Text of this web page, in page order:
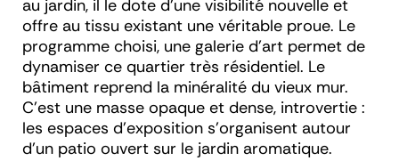
au jardin, il le dote d’une visibilité nouvelle et
offre au tissu existant une véritable proue. Le
programme choisi, une galerie d’art permet de
dynamiser ce quartier très résidentiel. Le
bâtiment reprend la minéralité du vieux mur.
C’est une masse opaque et dense, introvertie :
les espaces d’exposition s’organisent autour
d’un patio ouvert sur le jardin aromatique.